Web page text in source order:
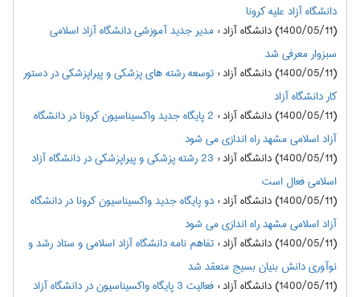
دانشگاه آزاد علیه کرونا
(1400/05/11) دانشگاه آزاد
:مدیر جدید آموزشی دانشگاه آزاد اسلامی
سبزوار معرفی شد
(1400/05/11) دانشگاه آزاد
:توسعه رشته های پزشکی و پیراپزشکی در دستور
کار دانشگاه آزاد
(1400/05/11) دانشگاه آزاد
:
2 پایگاه جدید واکسیناسیون کرونا در دانشگاه
آزاد اسلامی مشهد راه اندازی می شود
(1400/05/11) دانشگاه آزاد
:
23 رشته پزشکی و پیراپزشکی در دانشگاه آزاد
اسلامی فعال است
(1400/05/11) دانشگاه آزاد
:دو پایگاه جدید واکسیناسیون کرونا در دانشگاه
آزاد اسلامی مشهد راه اندازی می شود
(1400/05/11) دانشگاه آزاد
:تفاهم نامه دانشگاه آزاد اسلامی و ستاد رشد و
نوآوری دانش بنیان بسیج منعقد شد
(1400/05/11) دانشگاه آزاد
:
فعالیت 3 پایگاه واکسیناسیون در دانشگاه آزاد